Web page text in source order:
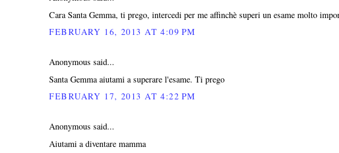
Cara Santa Gemma, ti prego, intercedi per me affinchè superi un esame molto
FEBRUARY 16, 2013 AT 4:09 PM
Anonymous said...
Santa Gemma aiutami a superare l'esame. Ti prego
FEBRUARY 17, 2013 AT 4:22 PM
Anonymous said...
Aiutami a diventare mamma